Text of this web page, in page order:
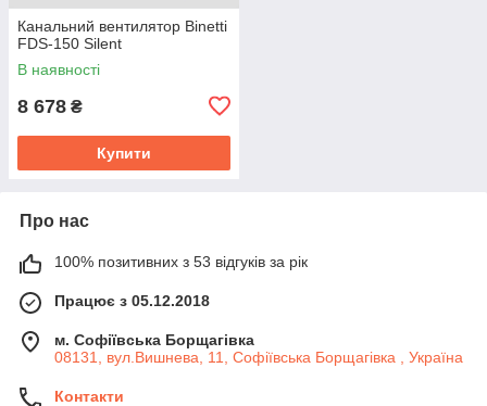
Канальний вентилятор Binetti
FDS-150 Silent
В наявності
8 678 ₴
Купити
Про нас
100% позитивних з 53 відгуків за рік
Працює з 05.12.2018
м. Софіївська Борщагівка
08131, вул.Вишнева, 11, Софіївська Борщагівка , Україна
Контакти